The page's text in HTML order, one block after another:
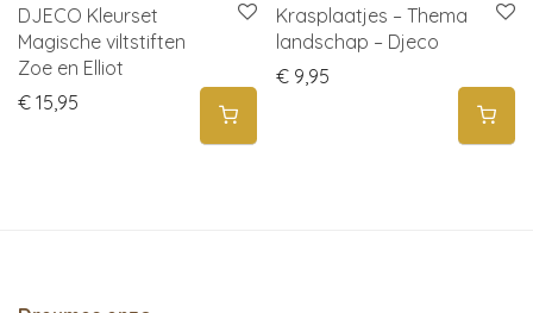
DJECO Kleurset
Magische viltstiften
Zoe en Elliot
€ 15,95
Krasplaatjes – Thema
landschap – Djeco
€ 9,95